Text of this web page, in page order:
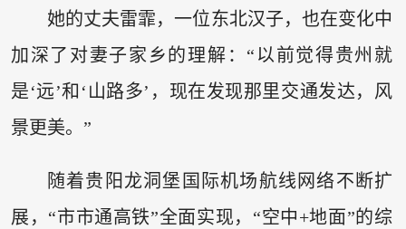
她的丈夫雷霏，一位东北汉子，也在变化中
加深了对妻子家乡的理解：“以前觉得贵州就
是‘远’和‘山路多’，现在发现那里交通发达，风
景更美。”
随着贵阳龙洞堡国际机场航线网络不断扩
展，“市市通高铁”全面实现，“空中+地面”的综